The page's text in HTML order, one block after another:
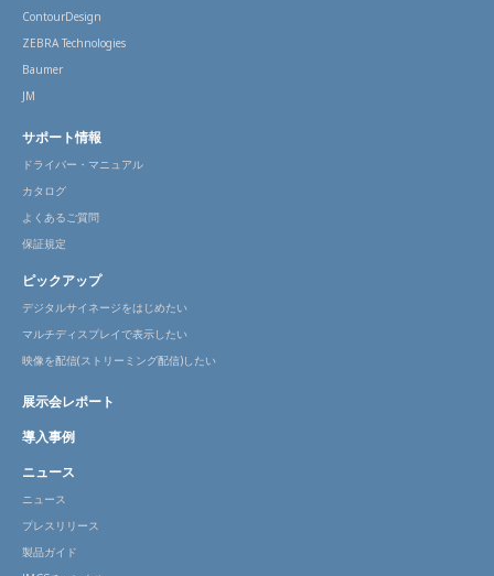
ContourDesign
ZEBRA Technologies
Baumer
JM
サポート情報
ドライバー・マニュアル
カタログ
よくあるご質問
保証規定
ピックアップ
デジタルサイネージをはじめたい
マルチディスプレイで表示したい
映像を配信(ストリーミング配信)したい
展示会レポート
導入事例
ニュース
ニュース
プレスリリース
製品ガイド